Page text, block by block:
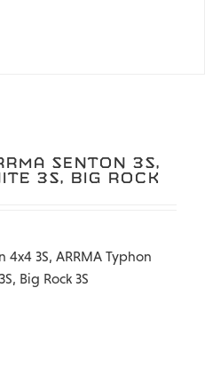
SENTON 3S,
3S, BIG ROCK
4x4 3S, ARRMA Typhon
Big Rock 3S